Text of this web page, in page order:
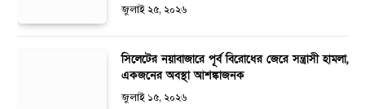
জুলাই ২৫, ২০২৬
সিলেটের নয়াবাজারে পূর্ব বিরোধের জেরে সন্ত্রাসী হামলা,
একজনের অবস্থা আশঙ্কাজনক
জুলাই ১৫, ২০২৬